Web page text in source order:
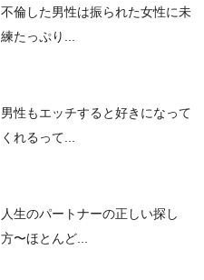
不倫した男性は振られた女性に未
練たっぷり...
男性もエッチすると好きになって
くれるって...
人生のパートナーの正しい探し
方〜ほとんど...